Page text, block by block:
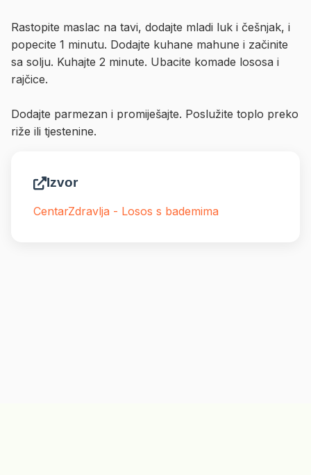
Rastopite maslac na tavi, dodajte mladi luk i češnjak, i
popecite 1 minutu. Dodajte kuhane mahune i začinite
sa solju. Kuhajte 2 minute. Ubacite komade lososa i
rajčice.
Dodajte parmezan i promiješajte. Poslužite toplo preko
riže ili tjestenine.
Izvor
CentarZdravlja - Losos s bademima